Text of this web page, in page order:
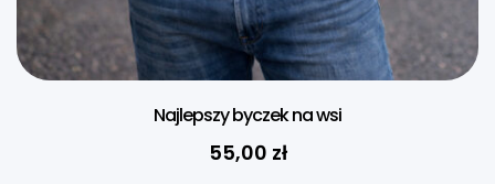
Najlepszy byczek na wsi
55,00 zł